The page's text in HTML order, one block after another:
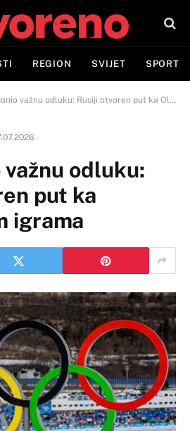
REGION SVIJET SPORT
važnu odluku: Rusiji otvoren put ka Olimpijskim igrama
važnu odluku:
put ka
igrama